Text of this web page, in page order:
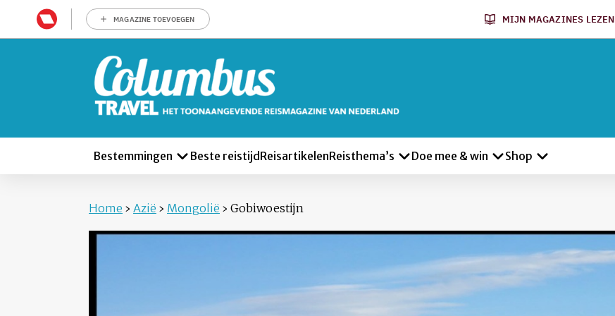
MAGAZINE TOEVOEGEN MIJN MAGAZINES LEZEN
Bestemmingen Beste reistijd ReisartikelenReisthema’s Doe mee & win Shop
Home › Azië › Mongolië › Gobiwoestijn